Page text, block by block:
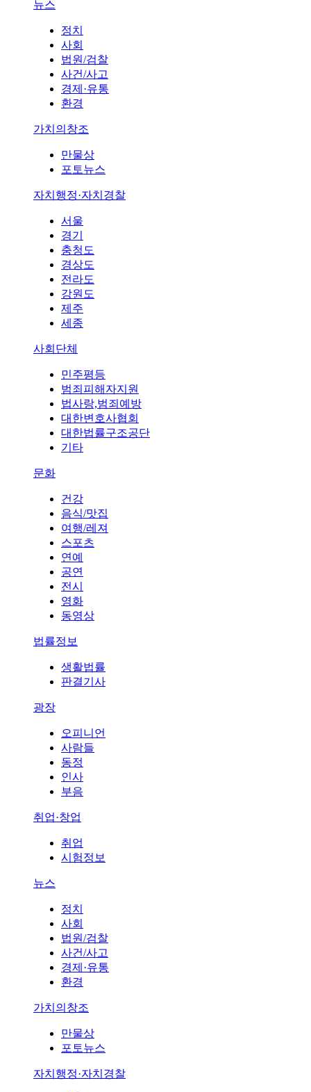
뉴스
정치
사회
법원/검찰
사건/사고
경제·유통
환경
가치의창조
만물상
포토뉴스
자치행정·자치경찰
서울
경기
충청도
경상도
전라도
강원도
제주
세종
사회단체
민주평등
범죄피해자지원
법사랑,범죄예방
대한변호사협회
대한법률구조공단
기타
문화
건강
음식/맛집
여행/레져
스포츠
연예
공연
전시
영화
동영상
법률정보
생활법률
판결기사
광장
오피니언
사람들
동정
인사
부음
취업·창업
취업
시험정보
뉴스
정치
사회
법원/검찰
사건/사고
경제·유통
환경
가치의창조
만물상
포토뉴스
자치행정·자치경찰